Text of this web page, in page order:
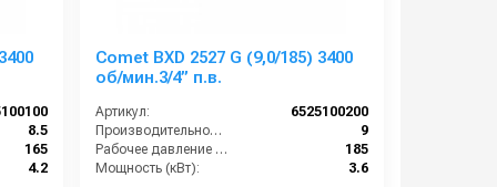
8.5
165
4.2
Comet BXD 2527 G (9,0/185) 3400
об/мин.3/4” п.в.
Артикул:
6525100200
Производительность (л/мин):
9
Рабочее давление (бар):
185
Мощность (кВт):
3.6